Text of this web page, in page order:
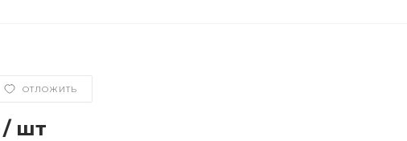
ОТЛОЖИТЬ
/ шт